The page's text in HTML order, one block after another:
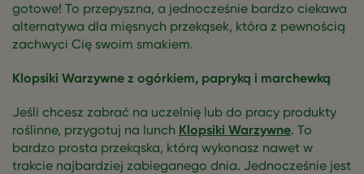
gotowe! To przepyszna, a jednocześnie bardzo ciekawa
alternatywa dla mięsnych przekąsek, która z pewnością
zachwyci Cię swoim smakiem.
Klopsiki Warzywne z ogórkiem, papryką i marchewką
Jeśli chcesz zabrać na uczelnię lub do pracy produkty
roślinne, przygotuj na lunch Klopsiki Warzywne. To
bardzo prosta przekąska, którą wykonasz nawet w
trakcie najbardziej zabieganego dnia. Jednocześnie jest